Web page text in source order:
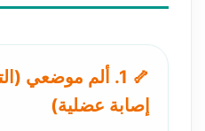
🦴 1. ألم موضعي
إصابة عضلية)